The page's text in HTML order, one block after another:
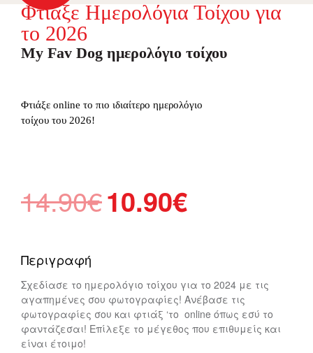
Φτιάξε Ημερολόγια Τοίχου για
το 2026
My Fav Dog ημερολόγιο τοίχου
Φτιάξε online το πιο ιδιαίτερο ημερολόγιο
τοίχου του 2026!
14.90€ Original
price
10.90€Η
τρέχουσα
10.90€.
Περιγραφή
Σχεδίασε το ημερολόγιο τοίχου για το 2024 με τις
αγαπημένες σου φωτογραφίες! Ανέβασε τις
φωτογραφίες σου και φτιάξ ‘το online όπως εσύ το
φαντάζεσαι! Επίλεξε το μέγεθος που επιθυμείς και
είναι έτοιμο!